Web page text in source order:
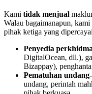
Kami tidak menjual
Walau bagaimanapun,
pihak ketiga yang
Penyedia
DigitalOcean, dll.),
Bizappay),
Pematuhan
undang, perintah